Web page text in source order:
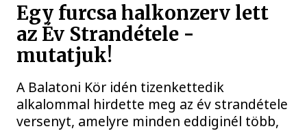
Egy furcsa halkonzerv lett
az Év Strandétele -
mutatjuk!
A Balatoni Kör idén tizenkettedik
alkalommal hirdette meg az év strandétele
versenyt, amelyre minden eddiginél több,